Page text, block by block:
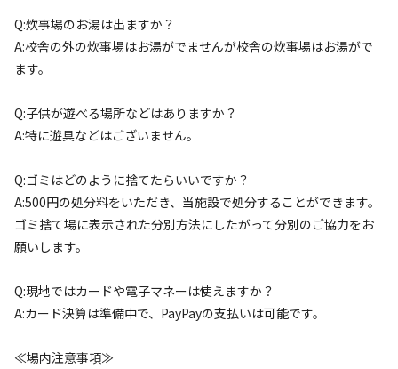
Q:炊事場のお湯は出ますか？
A:校舎の外の炊事場はお湯がでませんが校舎の炊事場はお湯がで
ます。
Q:子供が遊べる場所などはありますか？
A:特に遊具などはございません。
Q:ゴミはどのように捨てたらいいですか？
A:500円の処分料をいただき、当施設で処分することができます。
ゴミ捨て場に表示された分別方法にしたがって分別のご協力をお
願いします。
Q:現地ではカードや電子マネーは使えますか？
A:カード決算は準備中で、PayPayの支払いは可能です。
≪場内注意事項≫
もともと学校教室であったラウンジの中に薪ストーブも設置
しました。
ひと束700円の楢の薪をご用意しておりますので、直火の焚
き火でも薪ストーブにもお使いいただけます。
BBQ menu も出来上がりました。
近くにはラジウム温泉も徒歩7分圏内にあります。
今ならキッチン類のレンタル品無料！！
廃材も無料提供実施中！！（なくなり次第終わり）